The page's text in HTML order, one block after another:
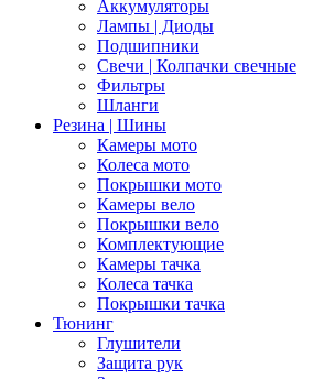
Аккумуляторы
Лампы | Диоды
Подшипники
Свечи | Колпачки свечные
Фильтры
Шланги
Резина | Шины
Камеры мото
Колеса мото
Покрышки мото
Камеры вело
Покрышки вело
Комплектующие
Камеры тачка
Колеса тачка
Покрышки тачка
Тюнинг
Глушители
Защита рук